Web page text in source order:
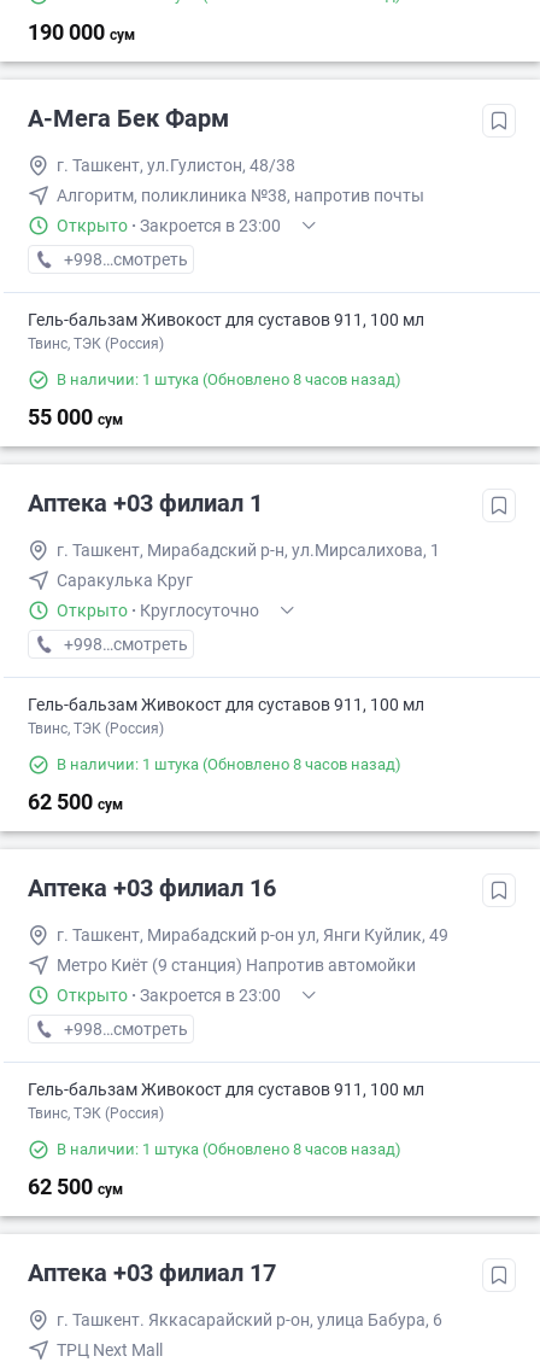
190 000 сум
А-Мега Бек Фарм
г. Ташкент, ул.Гулистон, 48/38
Алгоритм, поликлиника №38, напротив почты
Открыто · Закроется в 23:00
+998 (99) XXX-XX-XX
смотреть
Гель-бальзам Живокост для суставов 911, 100 мл
Твинс, ТЭК (Россия)
В наличии: 1 штука (Обновлено 8 часов назад)
55 000 сум
Аптека +03 филиал 1
г. Ташкент, Мирабадский р-н, ул.Мирсалихова, 1
Саракулька Круг
Открыто · Круглосуточно
+998 (95) XXX-XX-XX
смотреть
Гель-бальзам Живокост для суставов 911, 100 мл
Твинс, ТЭК (Россия)
В наличии: 1 штука (Обновлено 8 часов назад)
62 500 сум
Аптека +03 филиал 16
г. Ташкент, Мирабадский р-он ул, Янги Куйлик, 49
Метро Киёт (9 станция) Напротив автомойки
Открыто · Закроется в 23:00
+998 (77) XXX-XX-XX
смотреть
Гель-бальзам Живокост для суставов 911, 100 мл
Твинс, ТЭК (Россия)
В наличии: 1 штука (Обновлено 8 часов назад)
62 500 сум
Аптека +03 филиал 17
г. Ташкент. Яккасарайский р-он, улица Бабура, 6
ТРЦ Next Mall